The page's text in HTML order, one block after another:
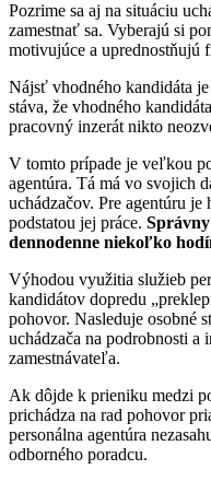
Pozrime sa aj na situáciu
zamestnať sa. Vyberajú si
motivujúce a uprednostňujú
Nájsť vhodného kandidáta
stáva, že vhodného
pracovný inzerát nikto
V tomto prípade je veľkou
agentúra. Tá má vo svojich
uchádzačov. Pre agentúru
podstatou jej práce.
dennodenne niekoľko
Výhodou využitia služieb
kandidátov dopredu
pohovor. Nasleduje osobné
uchádzača na podrobnosti a
zamestnávateľa.
Ak dôjde k prieniku medzi
prichádza na rad pohovor
personálna agentúra
odborného poradcu.